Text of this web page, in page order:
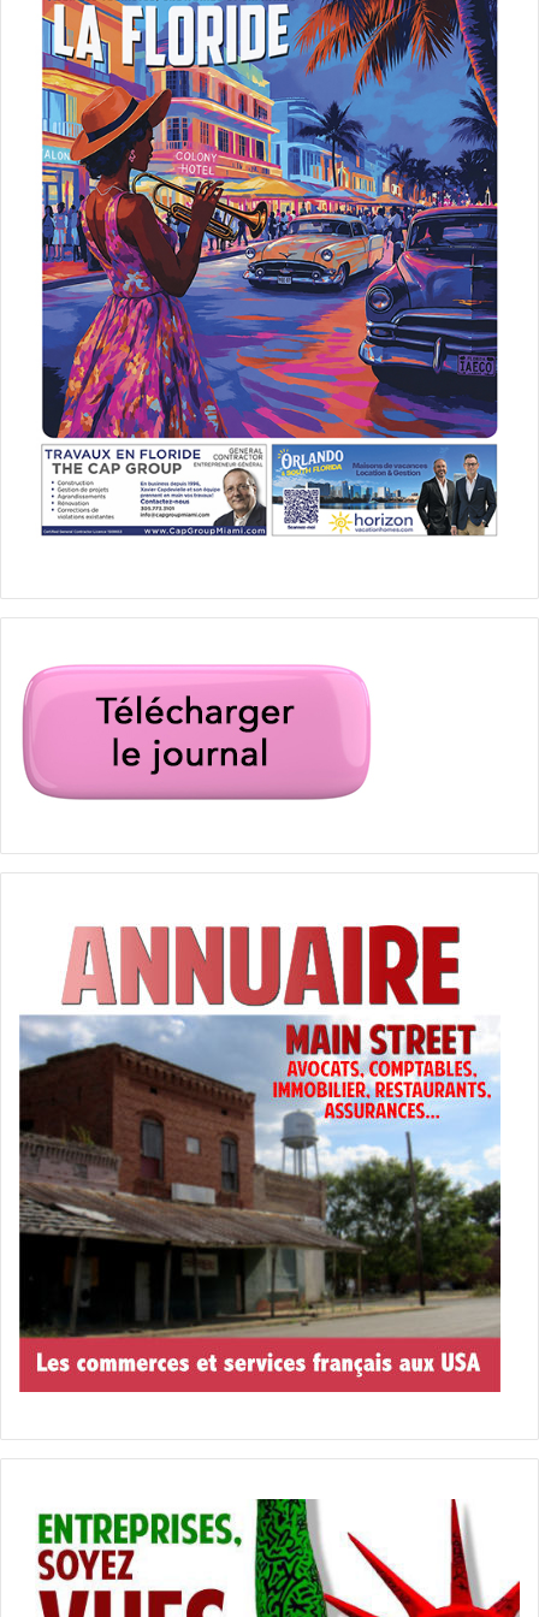
– SUGAR SAMMY :
Il suffit de canceller Twitter. En un clic
ce n’est plus sur mon téléphone. Auparavant ça aurait été
plus difficile pour moi de le faire. La différence est peut-
être là.
– LE CDA : Vous en parlez de la « cancellation »
durant vos spectacles ?
– SUGAR SAMMY : Oui, j’avertis le public. Y’en a qui vont
être choqués, mais le rire finit toujours par gagner.
Floride quand vous n’y travaillez pas ?
– SUGAR SAMMY : Là je vais arriver de Montréal donc
rien que de retrouver soleil et plage, pour moi c’est
beaucoup. Jusqu’à présent j’ai eu très peu de temps pour
veulent me donner des conseils sur les meilleurs
preneur, ils peuvent venir sur mes réseaux sociaux m’en
parler !
– LE CDA : Si vos réseaux sociaux ne sont pas
cancellés auparavant !
– SUGAR SAMMY :Ça devrait aller. Il y a une autre chose
que je fais quand je viens en Floride, c’est passer du
temps dans les quartiers québécois et français pour
observer, discuter avec les gens, observer comment ils
vivent. Je vais y retourner cette fois-ci….
– LE CDA : Ça va être discret. Vous mettez un
masque pour passer incognito ?
– SUGAR SAMMY :Ha ha ha! Ce n’est pas toujours facile.
Je regrette un peu cette époque ; par exemple lorsque
suis arrivé en France personne ne me connaissait. Je